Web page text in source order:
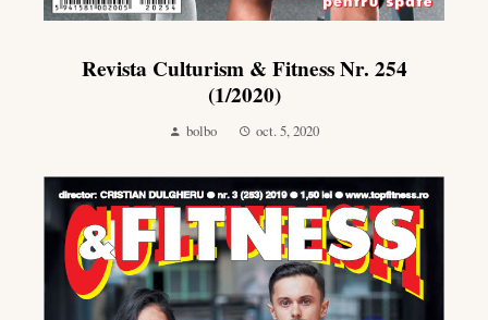
Revista Culturism & Fitness Nr. 254
(1/2020)
bolbo oct. 5, 2020